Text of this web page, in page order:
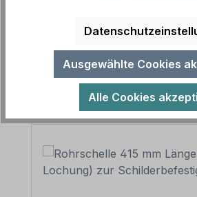
Produktgalerie überspringen
Ausgewählte Cookies
Alle Cookies